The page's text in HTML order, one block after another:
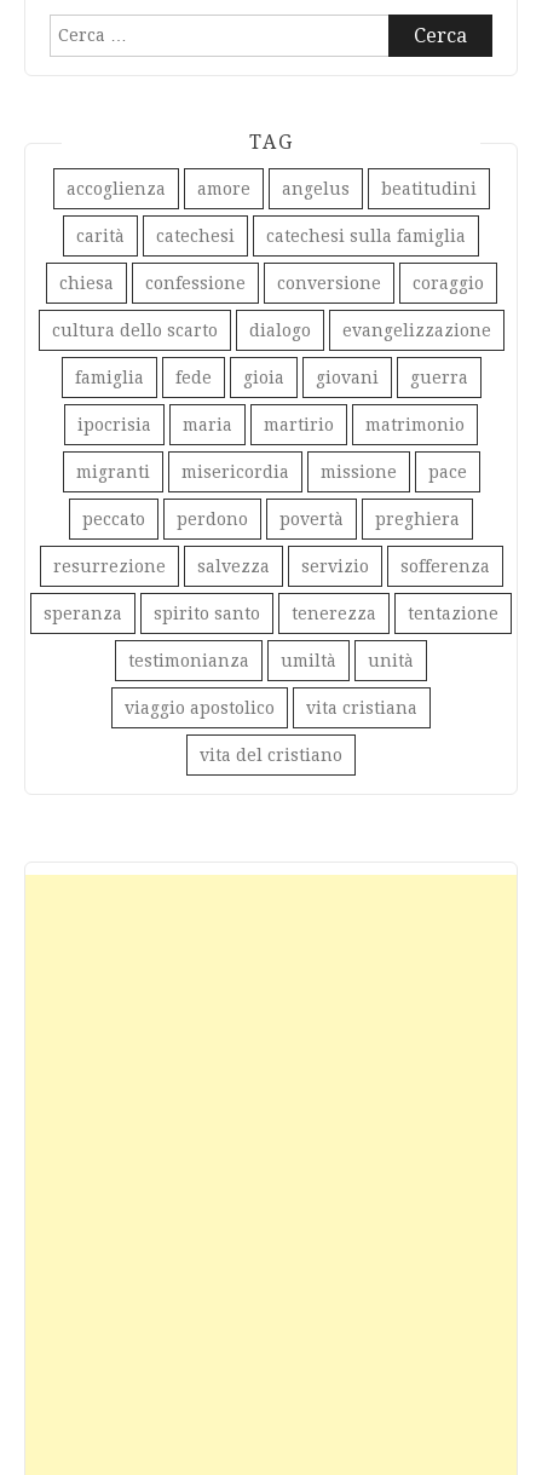
Ricerca
per:
TAG
accoglienza amore angelus beatitudini
carità catechesi catechesi sulla famiglia
chiesa confessione conversione coraggio
cultura dello scarto dialogo evangelizzazione
famiglia fede gioia giovani guerra
ipocrisia maria martirio matrimonio
migranti misericordia missione pace
peccato perdono povertà preghiera
resurrezione salvezza servizio sofferenza
speranza spirito santo tenerezza tentazione
testimonianza umiltà unità
viaggio apostolico vita cristiana
vita del cristiano